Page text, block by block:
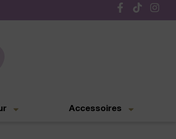
verzending vanaf € 50,-
Accessoires